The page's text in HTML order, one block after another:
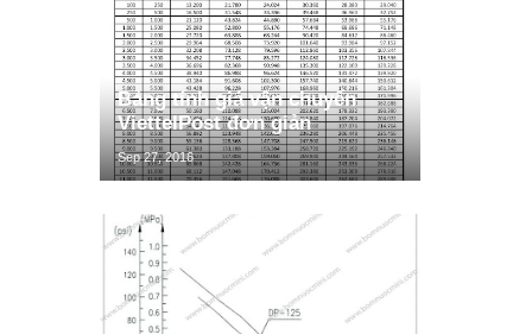
Bảng tính giá vận chuyển
ViettelPost đơn giản
Sep 27, 2016